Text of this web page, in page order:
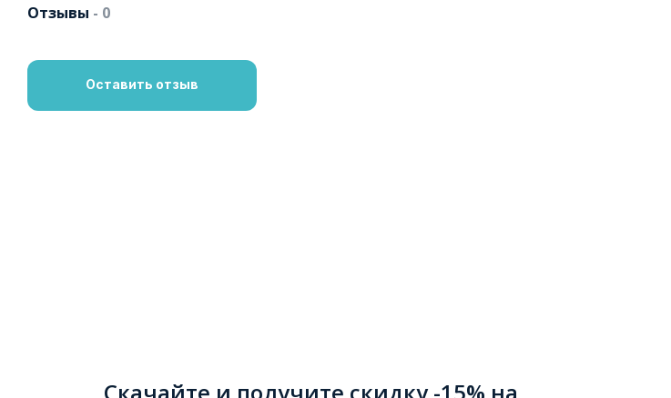
Отзывы - 0
Оставить отзыв